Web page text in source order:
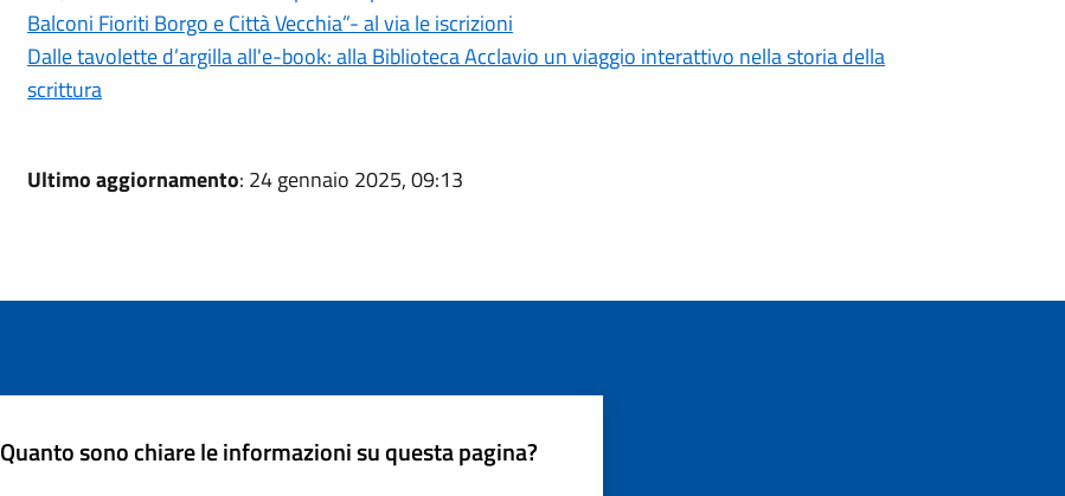
Balconi Fioriti Borgo e Città Vecchia”- al via le iscrizioni
Dalle tavolette d’argilla all'e-book: alla Biblioteca Acclavio un viaggio interattivo nella storia della
scrittura
Ultimo aggiornamento: 24 gennaio 2025, 09:13
Quanto sono chiare le informazioni su questa pagina?